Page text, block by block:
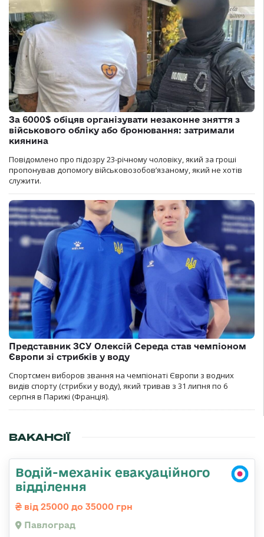
За 6000$ обіцяв організувати незаконне зняття з
військового обліку або бронювання: затримали
киянина
Повідомлено про підозру 23-річному чоловіку, який за гроші
пропонував допомогу військовозобов’язаному, який не хотів
служити.
Представник ЗСУ Олексій Середа став чемпіоном
Європи зі стрибків у воду
Спортсмен виборов звання на чемпіонаті Європи з водних
видів спорту (стрибки у воду), який тривав з 31 липня по 6
серпня в Парижі (Франція).
ВАКАНСІЇ
Водій-механік евакуаційного
відділення
від 25000 до 35000 грн
Павлоград